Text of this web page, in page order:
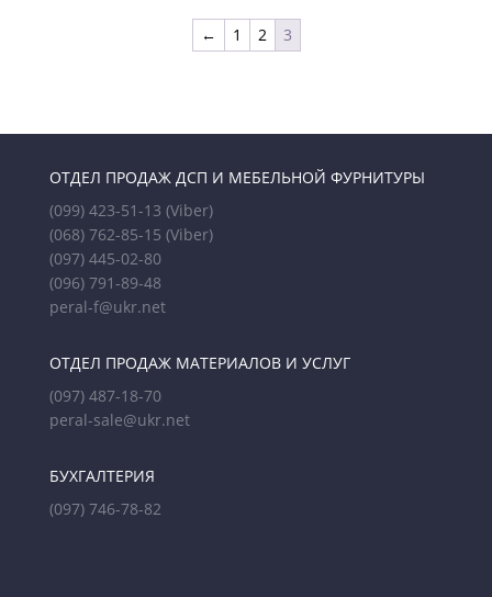
← 1 2 3
ОТДЕЛ ПРОДАЖ ДСП И МЕБЕЛЬНОЙ ФУРНИТУРЫ
(099) 423-51-13 (Viber)
(068) 762-85-15 (Viber)
(097) 445-02-80
(096) 791-89-48
peral-f@ukr.net
ОТДЕЛ ПРОДАЖ МАТЕРИАЛОВ И УСЛУГ
(097) 487-18-70
peral-sale@ukr.net
БУХГАЛТЕРИЯ
(097) 746-78-82